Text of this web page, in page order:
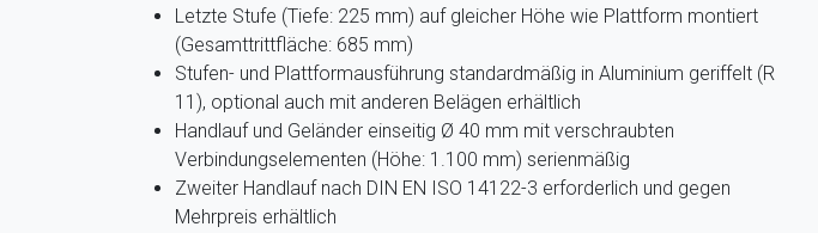
Letzte Stufe (Tiefe: 225 mm) auf gleicher Höhe wie Plattform montiert
(Gesamttrittfläche: 685 mm)
Stufen- und Plattformausführung standardmäßig in Aluminium geriffelt (R
11), optional auch mit anderen Belägen erhältlich
Handlauf und Geländer einseitig Ø 40 mm mit verschraubten
Verbindungselementen (Höhe: 1.100 mm) serienmäßig
Zweiter Handlauf nach DIN EN ISO 14122-3 erforderlich und gegen
Mehrpreis erhältlich